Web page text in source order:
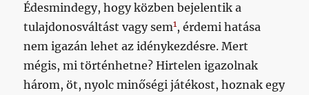
Édesmindegy, hogy közben bejelentik a
tulajdonosváltást vagy sem1, érdemi hatása
nem igazán lehet az idénykezdésre. Mert
mégis, mi történhetne? Hirtelen igazolnak
három, öt, nyolc minőségi játékost, hoznak egy